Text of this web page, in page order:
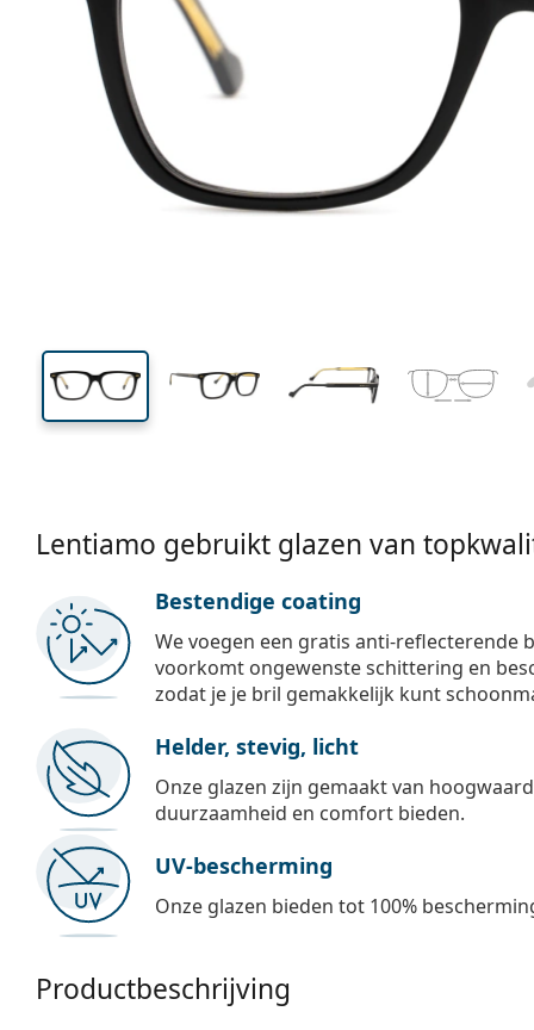
41 mm
Glashoogte Glasbreedte
Lentiamo gebruikt glazen van
Bestendige coating
We voegen een gratis anti-reflecterende
voorkomt ongewenste schittering en
zodat je je bril gemakkelijk kunt
Helder, stevig, licht
Onze glazen zijn gemaakt van
duurzaamheid en comfort bieden.
UV-bescherming
Onze glazen bieden tot 100%
Productbeschrijving